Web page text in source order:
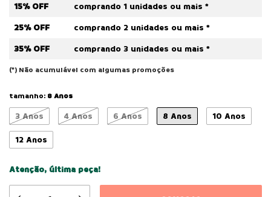
15% OFF
comprando 1 unidades ou mais *
25% OFF
comprando 2 unidades ou mais *
35% OFF
comprando 3 unidades ou mais *
(*) Não acumulável com algumas promoções
tamanho: 8 Anos
3 Anos 4 Anos 6 Anos 8 Anos 10 Anos
12 Anos
Atenção, última peça!